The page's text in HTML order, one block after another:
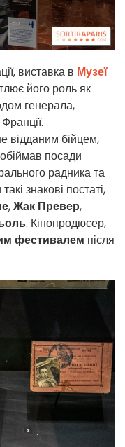
виставка в Музеї
його роль як
генерала,
відданим бійцем,
посади
радника та
знакові постаті,
,Жак Превер,
. Кінопродюсер,
фестивалем після